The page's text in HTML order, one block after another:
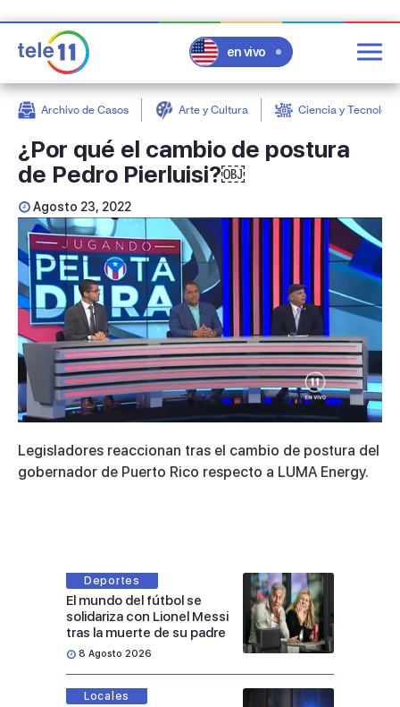
en vivo
Archivo de Casos Arte y Cultura Ciencia y
¿Por qué el cambio de postura
de Pedro Pierluisi?￼
Agosto 23, 2022
seconds
of
11
Legisladores reaccionan tras el cambio de postura del
gobernador de Puerto Rico respecto a LUMA Energy.
Deportes
El mundo del fútbol se
solidariza con Lionel Messi
tras la muerte de su padre
8 Agosto 2026
Locales
post